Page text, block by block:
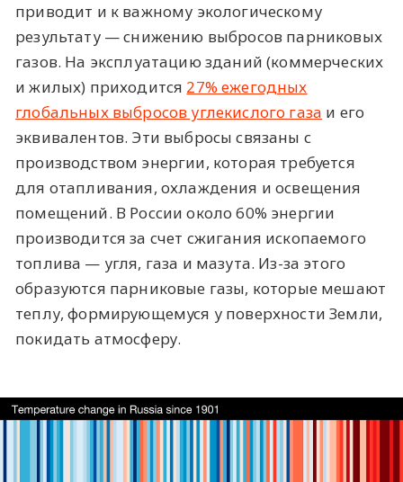
приводит и к важному экологическому
результату — снижению выбросов парниковых
газов. На эксплуатацию зданий (коммерческих
и жилых) приходится 27% ежегодных
глобальных выбросов углекислого газа и его
эквивалентов. Эти выбросы связаны с
производством энергии, которая требуется
для отапливания, охлаждения и освещения
помещений. В России около 60% энергии
производится за счет сжигания ископаемого
топлива — угля, газа и мазута. Из-за этого
образуются парниковые газы, которые мешают
теплу, формирующемуся у поверхности Земли,
покидать атмосферу.